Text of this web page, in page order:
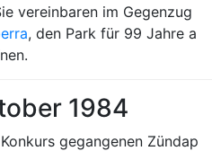
vereinbaren im Gegenzug
, den Park für 99 Jahre a
1984
gegangenen Zündap